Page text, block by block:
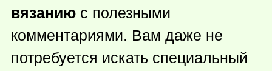
вязанию с полезными
комментариями. Вам даже не
потребуется искать специальный